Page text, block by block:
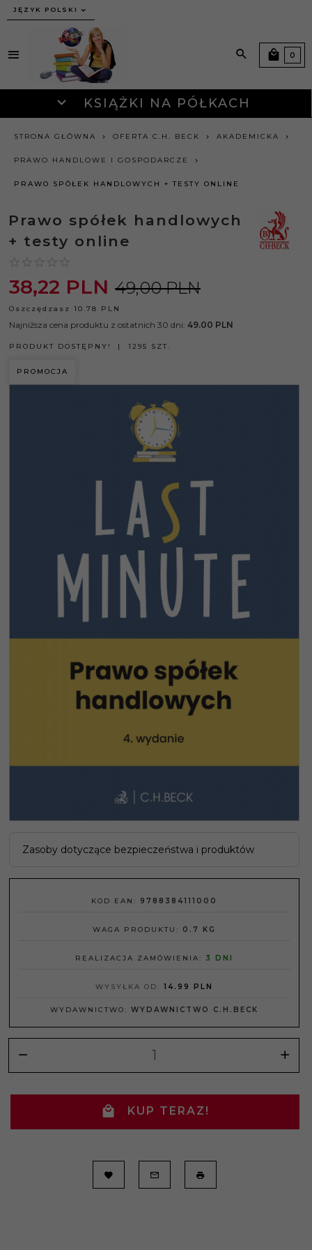
JĘZYK POLSKI
KSIĄŻKI NA PÓŁKACH
0
STRONA GŁÓWNA OFERTA C.H. BECK AKADEMICKA
PRAWO HANDLOWE I GOSPODARCZE
PRAWO SPÓŁEK HANDLOWYCH + TESTY ONLINE
Prawo spółek handlowych
+ testy online
38,22 PLN 49,00 PLN
Oszczędzasz 10.78 PLN
Najniższa cena produktu z ostatnich 30 dni: 49.00 PLN
PRODUKT DOSTĘPNY! 1295 SZT.
PROMOCJA
Zasoby dotyczące bezpieczeństwa i produktów
KOD EAN: 9788384111000
WAGA PRODUKTU: 0.7 KG
REALIZACJA ZAMÓWIENIA: 3 DNI
WYSYŁKA OD: 14.99 PLN
WYDAWNICTWO: WYDAWNICTWO C.H.BECK
KUP TERAZ!